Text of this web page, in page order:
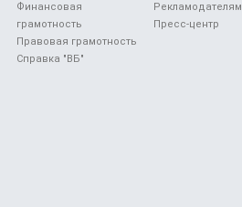
Финансовая
грамотность
Правовая грамотность
Справка "ВБ"
Рекламодателям
Пресс-центр